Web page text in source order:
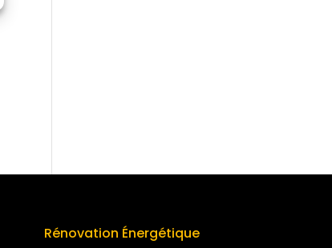
Rénovation Énergétique